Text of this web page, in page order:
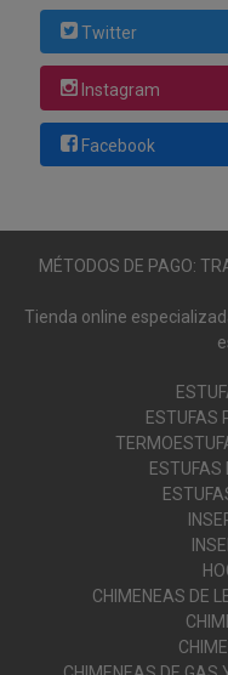
Twitter
Instagram
Facebook
MÉTODOS DE PAGO:
Tienda online
ESTUFAS
ESTUFAS
CHIMENEAS DE